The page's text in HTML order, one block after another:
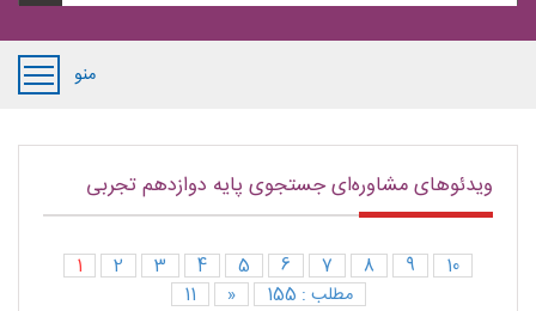
منو
ویدئوهای مشاوره‌ای جستجوی پایه دوازدهم تجربی
1 2 3 4 5 6 7 8 9
10
11
« مطلب : 155